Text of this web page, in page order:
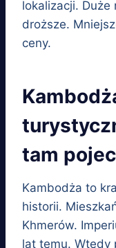
lokalizacji. Duże
droższe.
ceny.
tam
Kambodża to
historii.
Khmerów.
lat temu. Wtedy